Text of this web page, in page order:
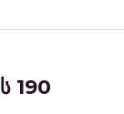
190